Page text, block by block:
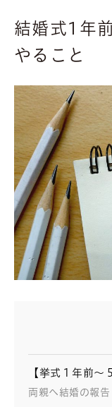
結婚式1年
やること
【挙式１年前～
両親へ結婚の報告